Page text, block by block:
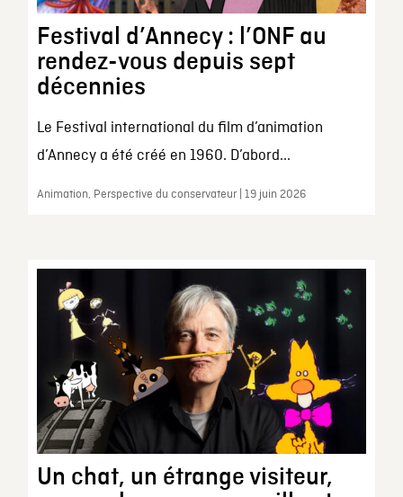
Festival d’Annecy : l’ONF au
rendez-vous depuis sept
décennies
Le Festival international du film d’animation
d’Annecy a été créé en 1960. D’abord...
Animation, Perspective du conservateur | 19 juin 2026
Un chat, un étrange visiteur,